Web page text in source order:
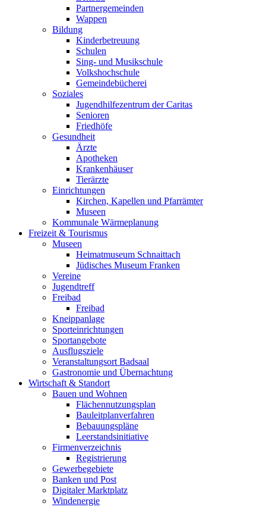
Partnergemeinden
Wappen
Bildung
Kinderbetreuung
Schulen
Sing- und Musikschule
Volkshochschule
Gemeindebücherei
Soziales
Jugendhilfezentrum der Caritas
Senioren
Friedhöfe
Gesundheit
Ärzte
Apotheken
Krankenhäuser
Tierärzte
Einrichtungen
Kirchen, Kapellen und Pfarrämter
Museen
Kommunale Wärmeplanung
Freizeit & Tourismus
Museen
Heimatmuseum Schnaittach
Jüdisches Museum Franken
Vereine
Jugendtreff
Freibad
Freibad
Kneippanlage
Sporteinrichtungen
Sportangebote
Ausflugsziele
Veranstaltungsort Badsaal
Gastronomie und Übernachtung
Wirtschaft & Standort
Bauen und Wohnen
Flächennutzungsplan
Bauleitplanverfahren
Bebauungspläne
Leerstandsinitiative
Firmenverzeichnis
Registrierung
Gewerbegebiete
Banken und Post
Digitaler Marktplatz
Windenergie